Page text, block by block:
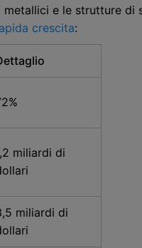
e le strutture
crescita:
miliardi di
miliardi di